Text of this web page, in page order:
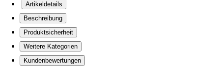
Artikeldetails
Beschreibung
Produktsicherheit
Weitere Kategorien
Kundenbewertungen